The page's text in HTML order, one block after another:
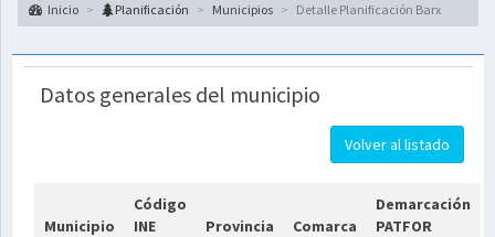
Inicio Planificación Municipios Detalle Planificación Barx
Datos generales del municipio
Volver al listado
Municipio
Código
INE
Provincia Comarca
Demarcación
PATFOR